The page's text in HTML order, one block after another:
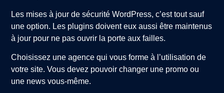
Les mises à jour de sécurité WordPress, c’est tout sauf
une option. Les plugins doivent eux aussi être maintenus
à jour pour ne pas ouvrir la porte aux failles.
Choisissez une agence qui vous forme à l’utilisation de
votre site. Vous devez pouvoir changer une promo ou
une news vous-même.